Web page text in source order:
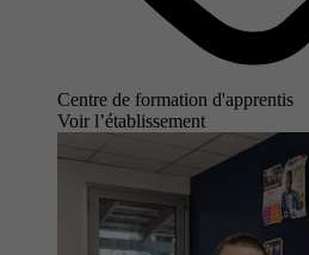
Centre de formation d'apprentis
Voir l’établissement